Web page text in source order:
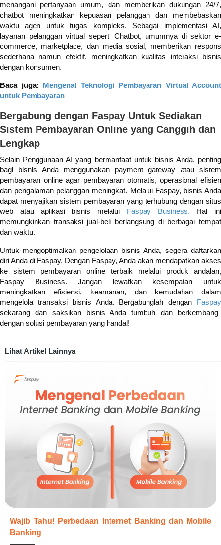
menangani pertanyaan umum, dan memberikan dukungan 24/7,
chatbot meningkatkan kepuasan pelanggan dan membebaskan
waktu agen untuk tugas kompleks. Sebagai implementasi AI,
layanan pelanggan virtual seperti Chatbot, umumnya di sektor e-
commerce, marketplace, dan media sosial, memberikan respons
sederhana namun efektif, meningkatkan kualitas interaksi bisnis
dengan konsumen.
Baca juga: Mengenal Teknologi Pembayaran Virtual Account
untuk Pembayaran
Bergabung dengan Faspay Untuk Sediakan
Sistem Pembayaran Online yang Canggih dan
Lengkap
Selain Penggunaan AI yang bermanfaat untuk bisnis Anda, penting
bagi bisnis Anda menggunakan payment gateway atau sistem
pembayaran online agar pembayaran otomatis, operasional efisien
dan pengalaman pelanggan meningkat. Melalui Faspay, bisnis Anda
dapat menyajikan sistem pembayaran yang terhubung dengan situs
web atau aplikasi bisnis melalui Faspay Business. Hal ini
memungkinkan transaksi jual-beli berlangsung di berbagai tempat
dan waktu.
Untuk mengoptimalkan pengelolaan bisnis Anda, segera daftarkan
diri Anda di Faspay. Dengan Faspay, Anda akan mendapatkan akses
ke sistem pembayaran online terbaik melalui produk andalan,
Faspay Business. Jangan lewatkan kesempatan untuk
meningkatkan efisiensi, keamanan, dan kemudahan dalam
mengelola transaksi bisnis Anda. Bergabunglah dengan Faspay
sekarang dan saksikan bisnis Anda tumbuh dan berkembang
dengan solusi pembayaran yang handal!
Lihat Artikel Lainnya
Wajib Tahu! Perbedaan Internet Banking dan Mobile
Banking